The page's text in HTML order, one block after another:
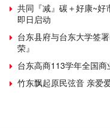
共同『减』碳＋好康~
即日启动
台东县府与台东大学签
荣』
台东高商113学年全国
竹东飘起原民弦音 亲爱